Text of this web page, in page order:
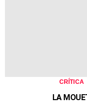
CRÍTICA
LA